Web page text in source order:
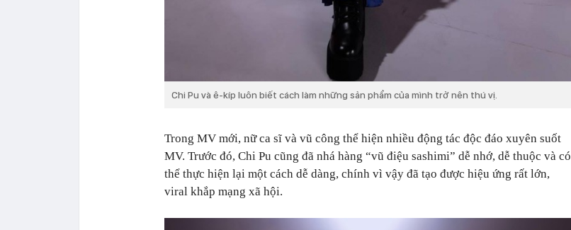
Chi Pu và ê-kíp luôn biết cách làm những sản phẩm của mình trở nên thú vị.
Trong MV mới, nữ ca sĩ và vũ công thể hiện nhiều động tác độc đáo xuyên suốt
MV. Trước đó, Chi Pu cũng đã nhá hàng “vũ điệu sashimi” dễ nhớ, dễ thuộc và có
thể thực hiện lại một cách dễ dàng, chính vì vậy đã tạo được hiệu ứng rất lớn,
viral khắp mạng xã hội.